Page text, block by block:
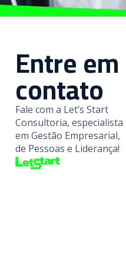
Entre em
contato
Fale com a Let’s Start
Consultoria, especialista
em Gestão Empresarial,
de Pessoas e Liderança!